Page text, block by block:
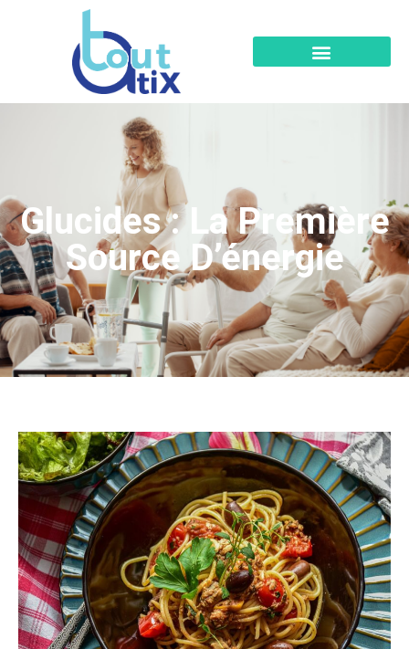
Glucides : La Première
Source D’énergie